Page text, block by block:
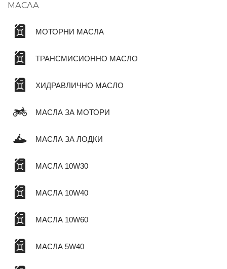
МАСЛА
МОТОРНИ МАСЛА
ТРАНСМИСИОННО МАСЛО
ХИДРАВЛИЧНО МАСЛО
МАСЛА ЗА МОТОРИ
МАСЛА ЗА ЛОДКИ
МАСЛА 10W30
МАСЛА 10W40
МАСЛА 10W60
МАСЛА 5W40